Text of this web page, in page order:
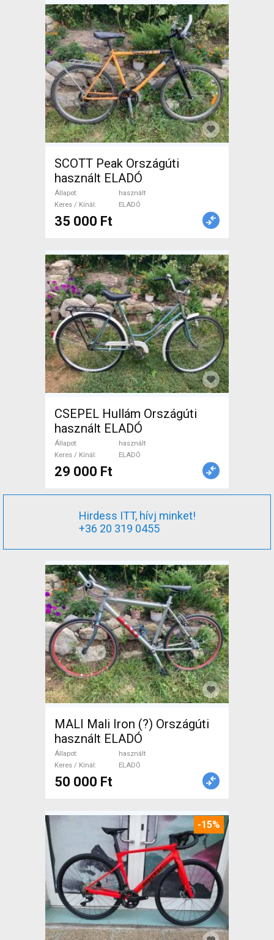
SCOTT Peak Országúti
használt ELADÓ
Állapot
használt
Keres / Kínál
ELADÓ
35 000 Ft
CSEPEL Hullám Országúti
használt ELADÓ
Állapot
használt
Keres / Kínál
ELADÓ
29 000 Ft
Hirdess ITT, hívj minket!
+36 20 319 0455
MALI Mali Iron (?) Országúti
használt ELADÓ
Állapot
használt
Keres / Kínál
ELADÓ
50 000 Ft
-15%